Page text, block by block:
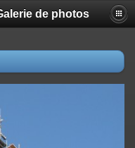
de photos